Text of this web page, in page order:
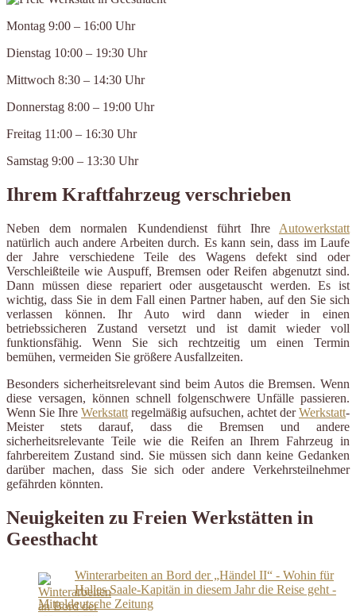
Montag 9:00 – 16:00 Uhr
Dienstag 10:00 – 19:30 Uhr
Mittwoch 8:30 – 14:30 Uhr
Donnerstag 8:00 – 19:00 Uhr
Freitag 11:00 – 16:30 Uhr
Samstag 9:00 – 13:30 Uhr
Ihrem Kraftfahrzeug verschrieben
Neben dem normalen Kundendienst führt Ihre Autowerkstatt
natürlich auch andere Arbeiten durch. Es kann sein, dass im Laufe
der Jahre verschiedene Teile des Wagens defekt sind oder
Verschleißteile wie Auspuff, Bremsen oder Reifen abgenutzt sind.
Dann müssen diese repariert oder ausgetauscht werden. Es ist
wichtig, dass Sie in dem Fall einen Partner haben, auf den Sie sich
verlassen können. Ihr Auto wird dann wieder in einen
betriebssicheren Zustand versetzt und ist damit wieder voll
funktionsfähig. Wenn Sie sich rechtzeitig um einen Termin
bemühen, vermeiden Sie größere Ausfallzeiten.
Besonders sicherheitsrelevant sind beim Autos die Bremsen. Wenn
diese versagen, können schnell folgenschwere Unfälle passieren.
Wenn Sie Ihre Werkstatt regelmäßig aufsuchen, achtet derWerkstatt-
Meister stets darauf, dass die Bremsen und andere
sicherheitsrelevante Teile wie die Reifen an Ihrem Fahrzeug in
fahrbereitem Zustand sind. Sie müssen sich dann keine Gedanken
darüber machen, dass Sie sich oder andere Verkehrsteilnehmer
gefährden könnten.
Neuigkeiten zu Freien Werkstätten in
Geesthacht
Winterarbeiten an Bord der „Händel II“ - Wohin für
Halles Saale-Kapitän in diesem Jahr die Reise geht -
Mitteldeutsche Zeitung